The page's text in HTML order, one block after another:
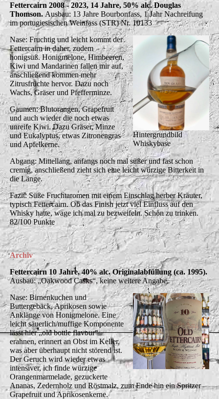
Fettercairn 2008 - 2023, 14 Jahre, 50% alc. Douglas
Thomson. Ausbau: 13 Jahre Bourbonfass, 1 Jahr Nachreifung
im portugiesischen Weinfass (STR) Nr. 10133
Hintergrundbild
Whiskybase
Nase: Fruchtig und leicht kommt der
Fettercairn in daher, zudem
honigsüß. Honigmelone, Himbeeren,
Kiwi und Mandarinen fallen mir auf,
anschließend kommen mehr
Zitrusfrüchte hervor. Dazu noch
Wachs, Gräser und Pfefferminze.
Gaumen: Blutorangen, Grapefruit
und auch wieder die noch etwas
unreife Kiwi. Dazu Gräser, Minze
und Eukalyptus, etwas Zitronengras
und Apfelkerne.
Abgang: Mittellang, anfangs noch mal süßer und fast schon
cremig, anschließend zieht sich eine leicht würzige Bitterkeit in
die Länge.
Fazit: Süße Fruchtaromen mit einem Einschlag herber Kräuter,
typisch Fettercairn. Ob das Finish jetzt viel Einfluss auf den
Whisky hatte, wage ich mal zu bezweifeln. Schön zu trinken.
82/100 Punkte
Archiv
Fettercairn 10 Jahre, 40% alc. Originalabfüllung (ca. 1995).
Ausbau: „Oakwood Casks“, keine weitere Angabe.
Nase: Birnenkuchen und
Buttergebäck, Aprikosen sowie
Anklänge von Honigmelone. Eine
leicht säuerlich/muffige Komponente
lässt hier „old bottle flavour“
erahnen, erinnert an Obst im Keller,
was aber überhaupt nicht störend ist.
Der Geruch wird wieder etwas
intensiver, ich finde würzige
Orangenmarmelade, gezuckerte
Ananas, Zedernholz und Röstmalz, zum Ende hin ein Spritzer
Grapefruit und Aprikosenkerne.